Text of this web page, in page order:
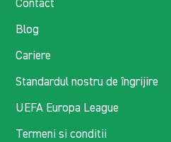
Contact
Blog
Cariere
Standardul nostru de îngrijire
UEFA Europa League
Termeni si conditii